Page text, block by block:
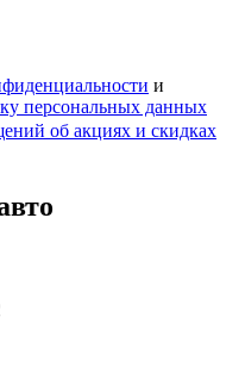
и
персональных данных
об акциях и скидках